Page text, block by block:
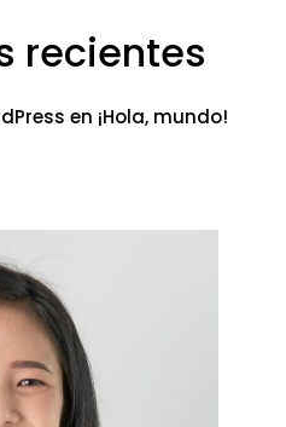
recientes
en ¡Hola, mundo!